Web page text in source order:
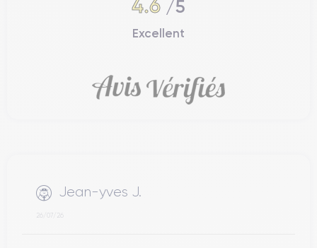
4.6 /5
Excellent
Jean-yves J.
26/07/26